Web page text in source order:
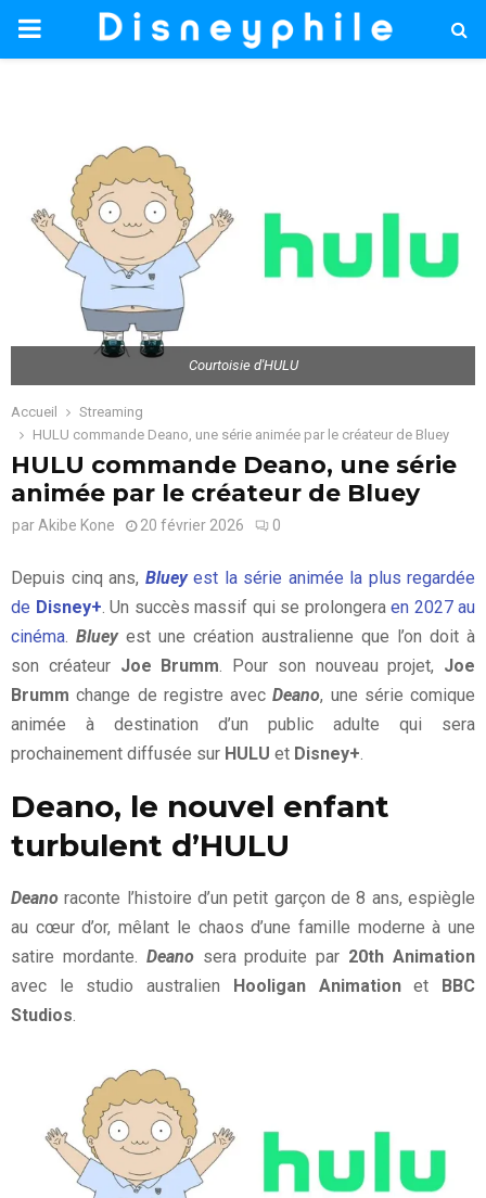
PRIMARY
Courtoisie d'HULU
Accueil
Streaming
HULU commande Deano, une série animée par le créateur de Bluey
HULU commande Deano, une série
animée par le créateur de Bluey
par Akibe Kone 20 février 2026 0
Depuis cinq ans, Blueyest la série animée la plus regardée
de Disney+ . Un succès massif qui se prolongera en 2027 au
cinéma Blueyest une création australienne que l’on doit à
son créateur Joe Brumm . Pour son nouveau projet, Joe
Brumm change de registre avecDeano, une série comique
animée à destination d’un public adulte qui sera
prochainement diffusée sur HULU et Disney+
Deano, le nouvel enfant
turbulent d’HULU
Deano raconte l’histoire d’un petit garçon de 8 ans, espiègle
au cœur d’or, mêlant le chaos d’une famille moderne à une
satire mordante. Deanosera produite par 20th Animation
avec le studio australien Hooligan Animationet BBC
Studios